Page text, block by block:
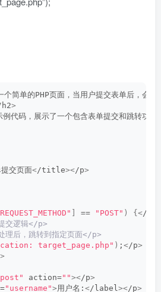
个简单的PHP页面，当用户提交表单后，会
>
代码，展示了一个包含表单提交和跳转功能
交页面</title></p>
== "POST" ) {</p
交逻辑</p>
后，跳转到指定页面</p>
target_page.php" ) ; </p>
>
action=""></p>
="username">用户名: </label></p>